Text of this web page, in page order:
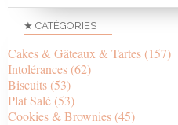
★ CATÉGORIES
Cakes & Gâteaux & Tartes (157)
Intolérances (62)
Biscuits (53)
Plat Salé (53)
Cookies & Brownies (45)